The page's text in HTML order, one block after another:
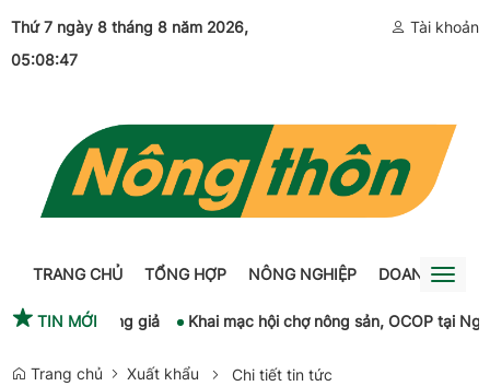
Thứ 7 ngày 8 tháng 8 năm 2026,
05:08:47
Tài khoản
TRANG CHỦ TỔNG HỢP NÔNG NGHIỆP DOANH Toggle
mại, hàng giả
Khai mạc hội chợ nông sản, OCOP tại Ngày
TIN MỚI
Trang chủ Xuất khẩu Chi tiết tin tức